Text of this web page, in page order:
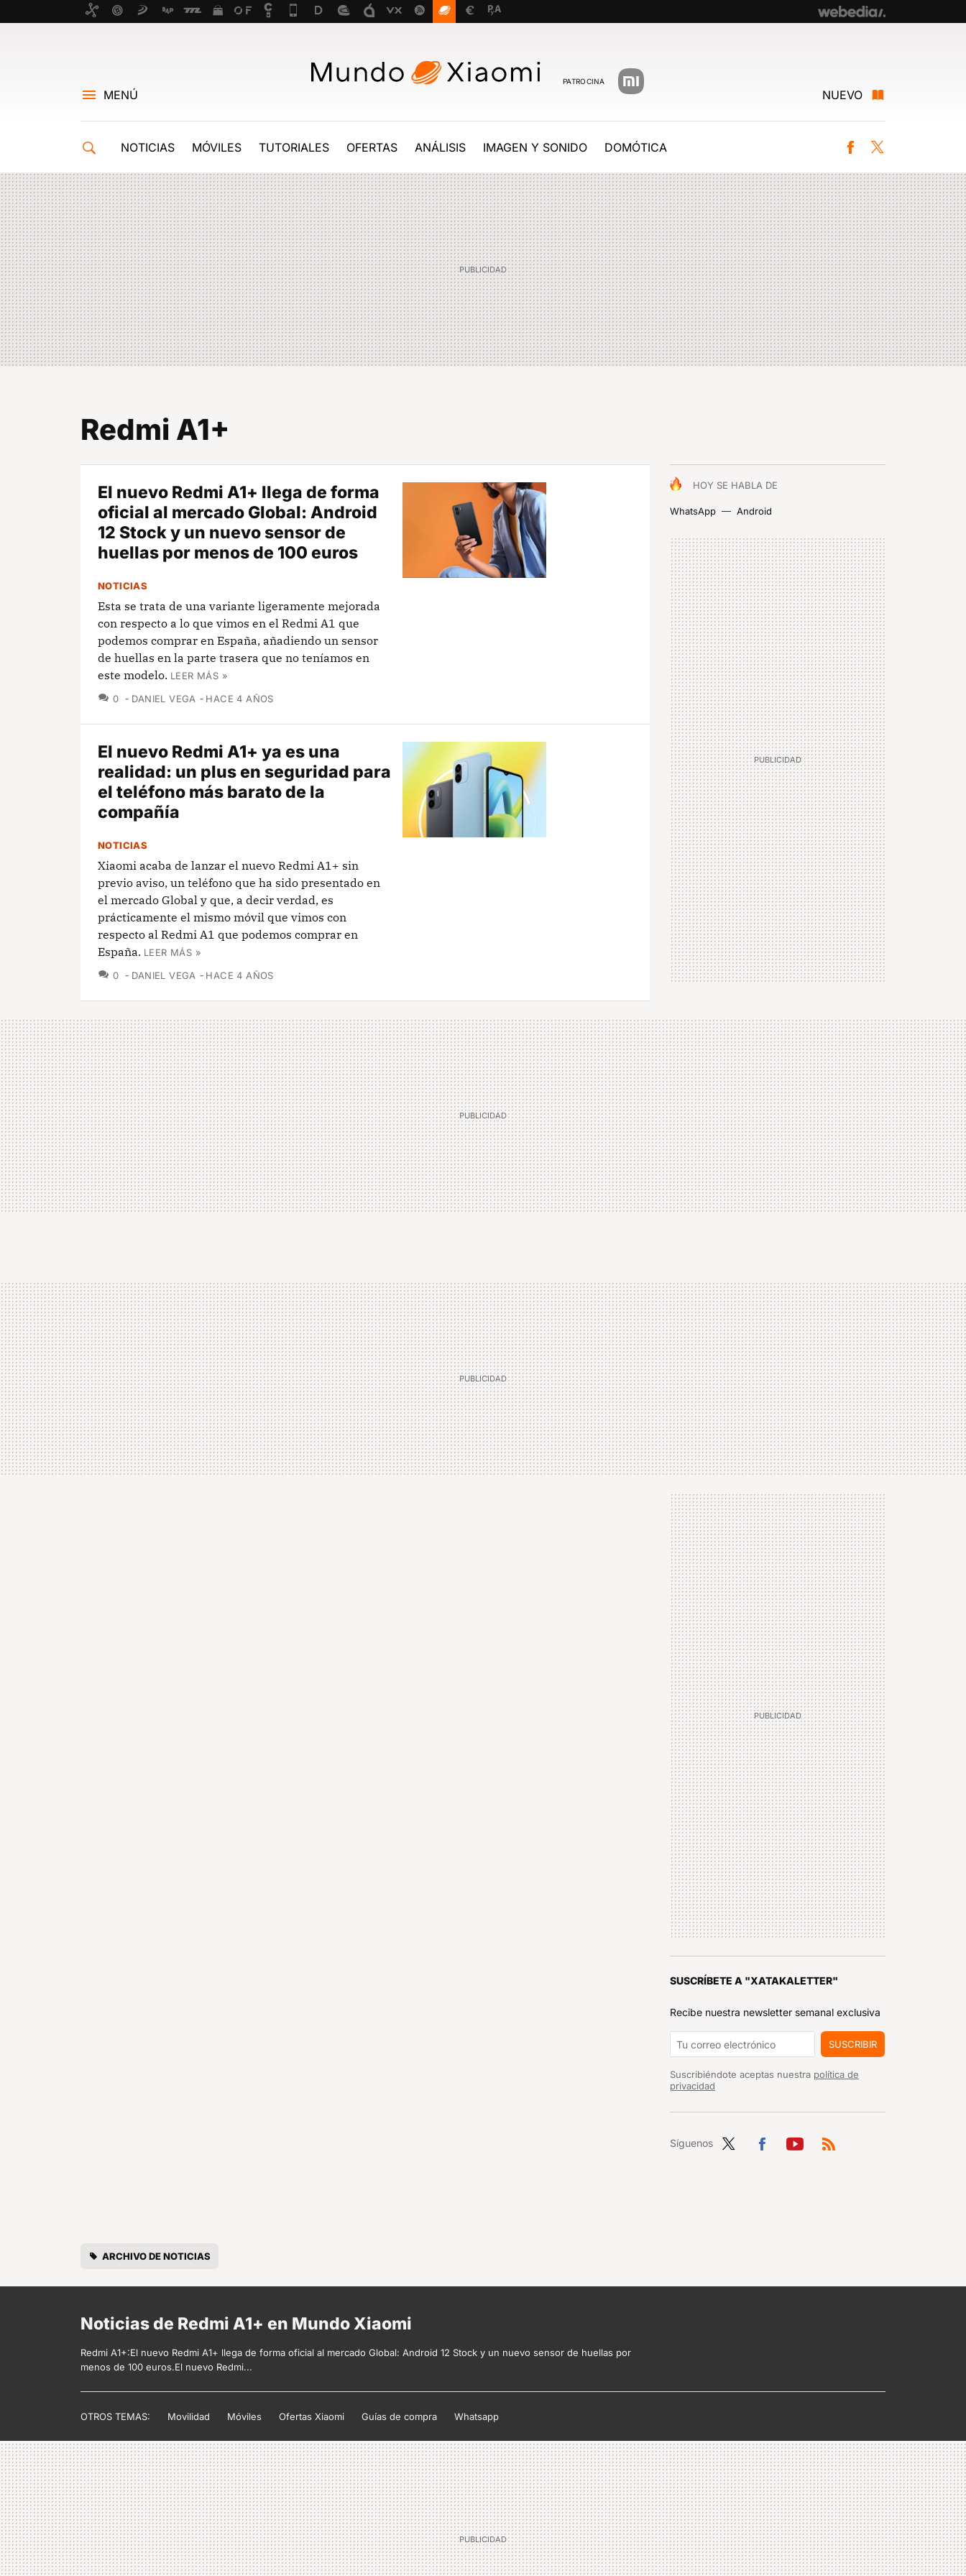
PATROCINA
MENÚ NUEVO
NOTICIAS MÓVILES TUTORIALES OFERTAS ANÁLISIS IMAGEN Y SONIDO DOMÓTICA Facebook
Redmi A1+
HOY SE HABLA DE
WhatsApp Android
El nuevo Redmi A1+ llega de forma
oficial al mercado Global: Android
12 Stock y un nuevo sensor de
huellas por menos de 100 euros
NOTICIAS
Esta se trata de una variante ligeramente mejorada
con respecto a lo que vimos en el Redmi A1 que
podemos comprar en España, añadiendo un sensor
de huellas en la parte trasera que no teníamos en
este modelo. LEER MÁS »
0 COMENTARIOS
DANIEL VEGA HACE 4 AÑOS
El nuevo Redmi A1+ ya es una
realidad: un plus en seguridad para
el teléfono más barato de la
compañía
NOTICIAS
Xiaomi acaba de lanzar el nuevo Redmi A1+ sin
previo aviso, un teléfono que ha sido presentado en
el mercado Global y que, a decir verdad, es
prácticamente el mismo móvil que vimos con
respecto al Redmi A1 que podemos comprar en
España. LEER MÁS »
0 COMENTARIOS
DANIEL VEGA HACE 4 AÑOS
SUSCRÍBETE A "XATAKALETTER"
Recibe nuestra newsletter semanal exclusiva
SUSCRIBIR
Suscribiéndote aceptas nuestra política de
privacidad
Síguenos
ARCHIVO DE NOTICIAS
Noticias de Redmi A1+ en Mundo Xiaomi
Redmi A1+:El nuevo Redmi A1+ llega de forma oficial al mercado Global: Android 12 Stock y un nuevo sensor de huellas por
menos de 100 euros.El nuevo Redmi...
OTROS TEMAS: Movilidad Móviles Ofertas Xiaomi Guías de compra Whatsapp